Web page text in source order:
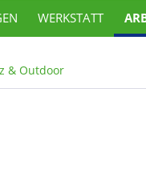
WERKSTATT
& Outdoor